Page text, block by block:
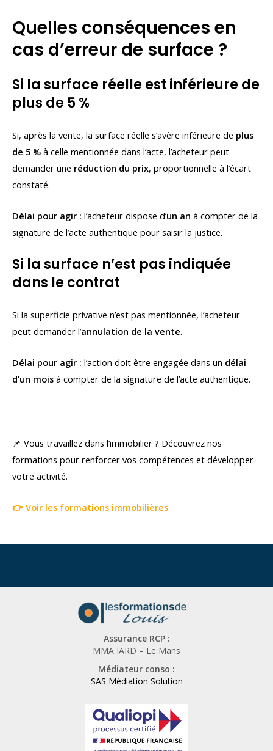
Quelles conséquences en
cas d’erreur de surface ?
Si la surface réelle est inférieure de
plus de 5 %
Si, après la vente, la surface réelle s’avère inférieure de plus
de 5 % à celle mentionnée dans l’acte, l’acheteur peut
demander une réduction du prix, proportionnelle à l’écart
constaté.
Délai pour agir : l’acheteur dispose d’un an à compter de la
signature de l’acte authentique pour saisir la justice.
Si la surface n’est pas indiquée
dans le contrat
Si la superficie privative n’est pas mentionnée, l’acheteur
peut demander l’annulation de la vente.
Délai pour agir : l’action doit être engagée dans un délai
d’un mois à compter de la signature de l’acte authentique.
📌 Vous travaillez dans l’immobilier ? Découvrez nos
formations pour renforcer vos compétences et développer
votre activité.
👉 Voir les formations immobilières
Assurance RCP :
MMA IARD – Le Mans
Médiateur conso :
SAS Médiation Solution